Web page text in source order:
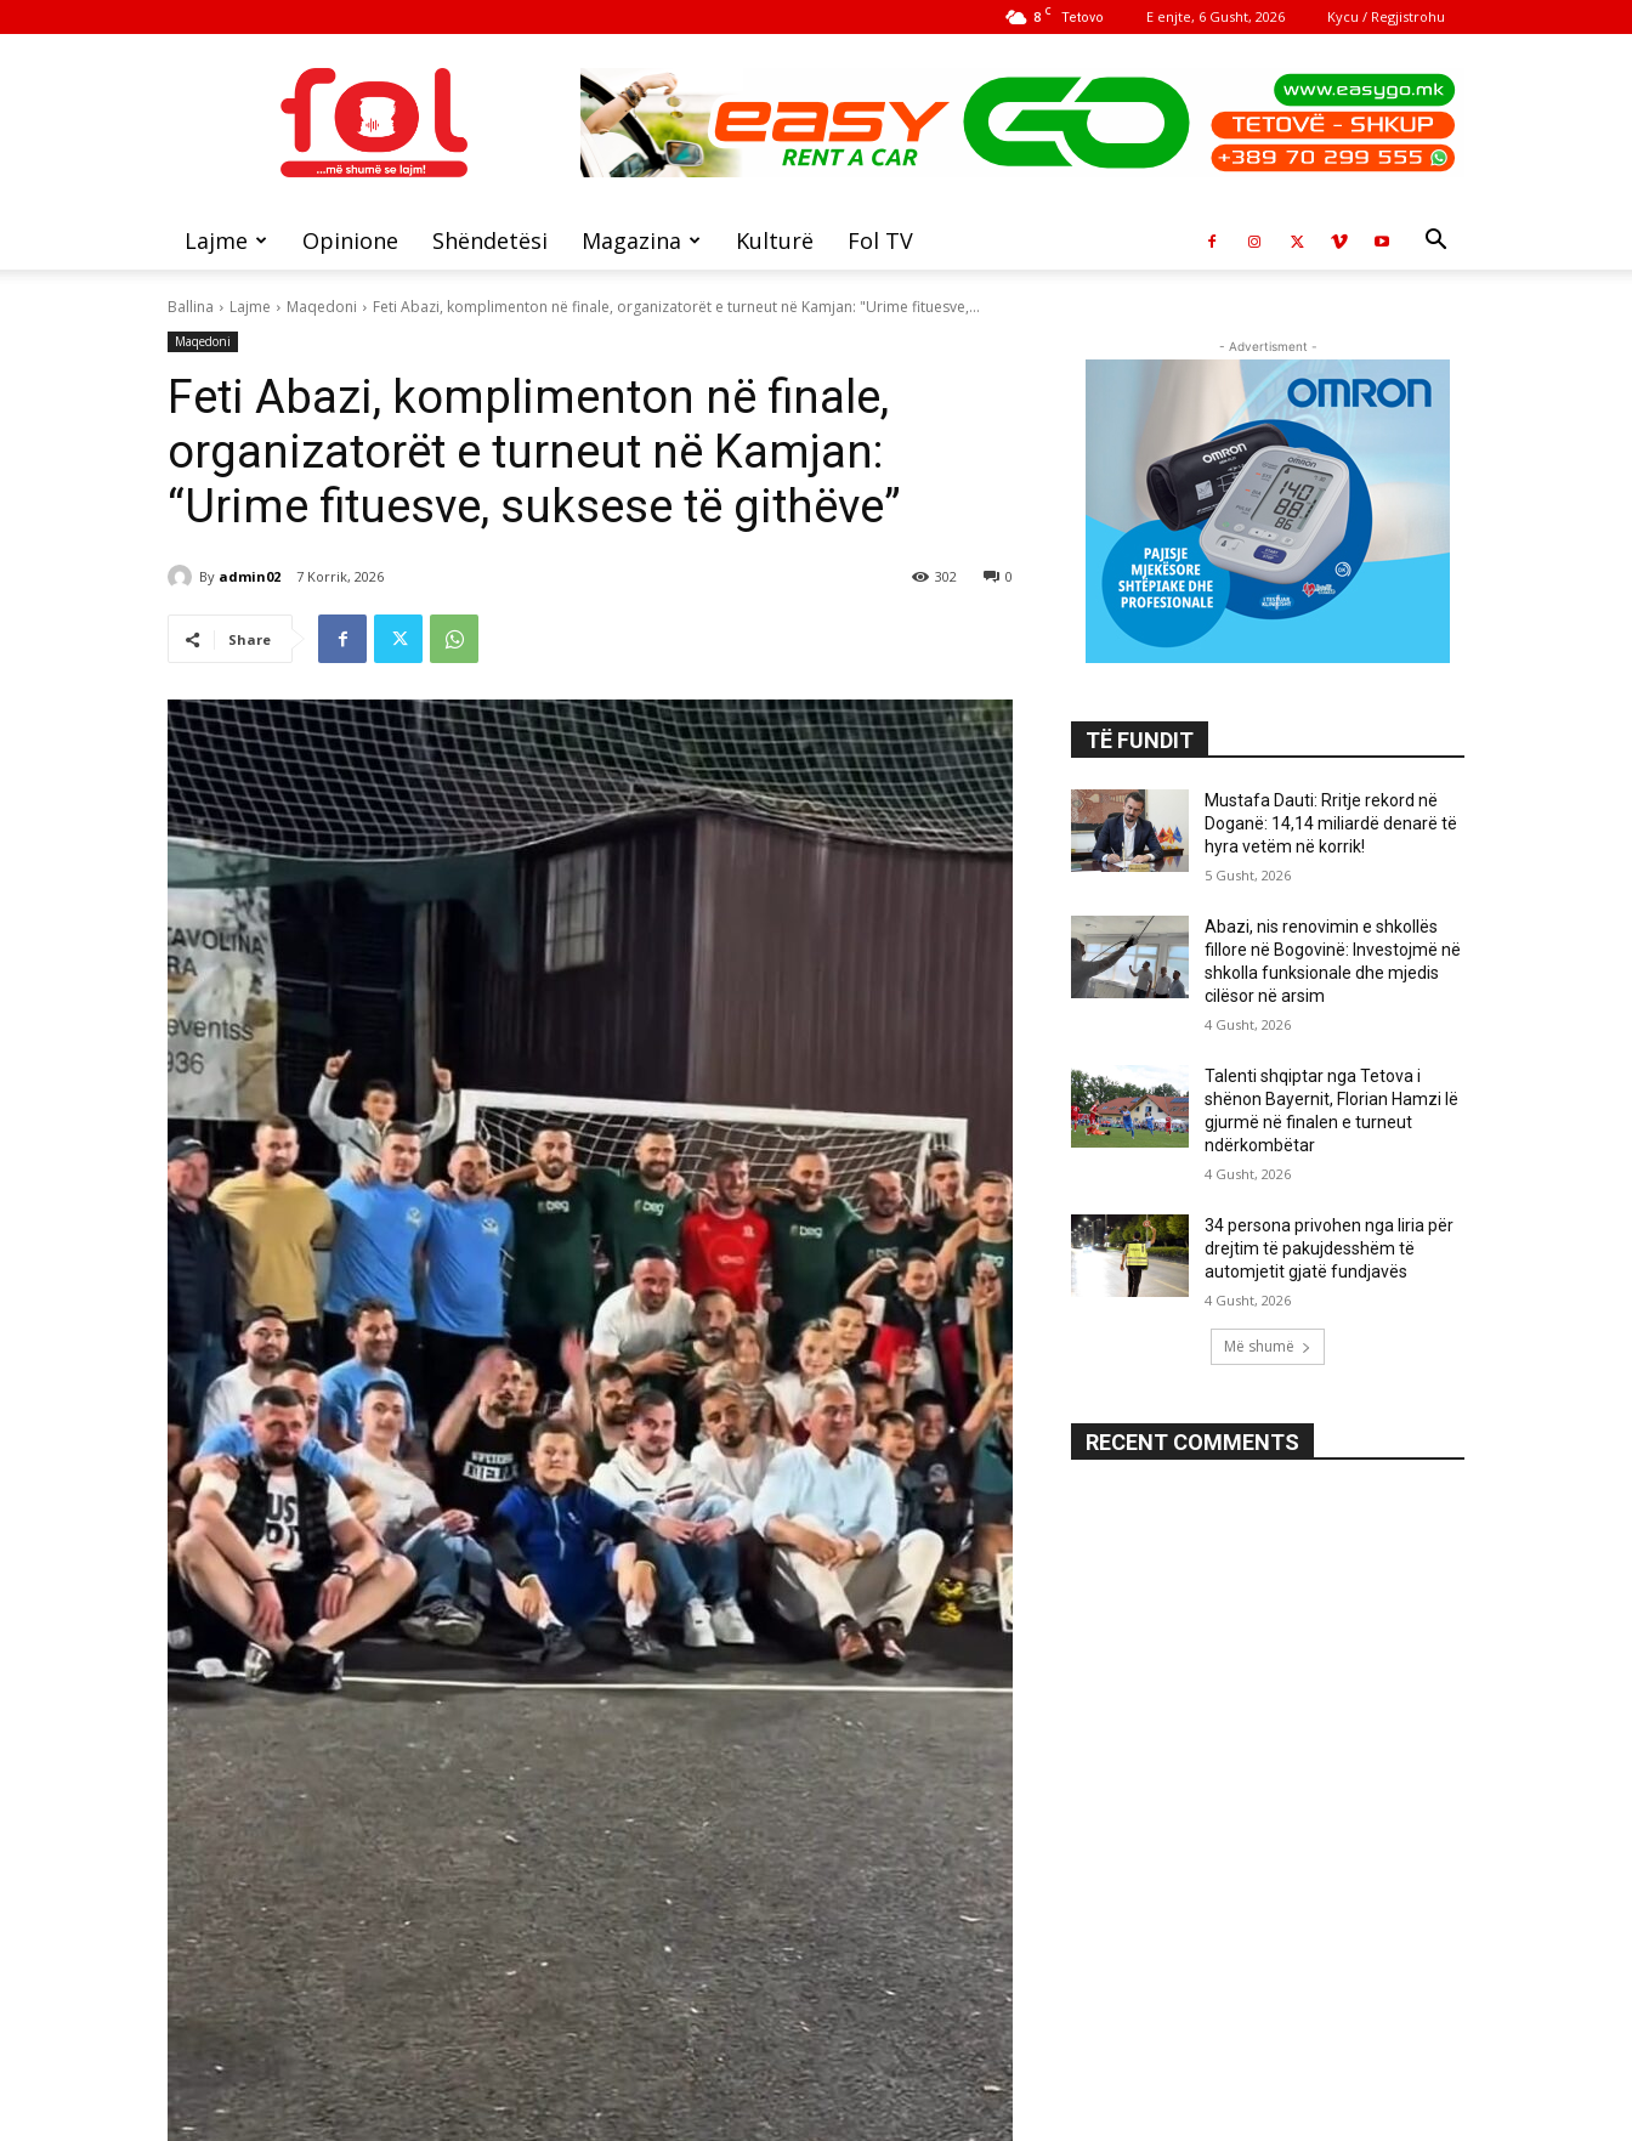
8 C Tetovo E enjte, 6 Gusht, 2026 Kycu / Regjistrohu
FOL
Lajme Opinione Shëndetësi Magazina Kulturë Fol TV
Ballina Lajme Maqedoni Feti Abazi, komplimenton në finale, organizatorët e turneut në Kamjan: "Urime fituesve,...
Maqedoni
Feti Abazi, komplimenton në finale,
organizatorët e turneut në Kamjan:
“Urime fituesve, suksese të githëve”
By admin02 7 Korrik, 2026 0
302
Share
- Advertisment -
TË FUNDIT
Mustafa Dauti: Rritje rekord në
Doganë: 14,14 miliardë denarë të
hyra vetëm në korrik!
5 Gusht, 2026
Abazi, nis renovimin e shkollës
fillore në Bogovinë: Investojmë në
shkolla funksionale dhe mjedis
cilësor në arsim
4 Gusht, 2026
Talenti shqiptar nga Tetova i
shënon Bayernit, Florian Hamzi lë
gjurmë në finalen e turneut
ndërkombëtar
4 Gusht, 2026
34 persona privohen nga liria për
drejtim të pakujdesshëm të
automjetit gjatë fundjavës
4 Gusht, 2026
Më shumë
RECENT COMMENTS